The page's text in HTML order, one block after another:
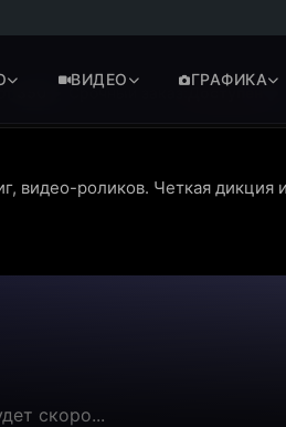
ВИДЕО ГРАФИКА
Срочный заказ: Доступен
видео-роликов. Четкая дикция
скоро...